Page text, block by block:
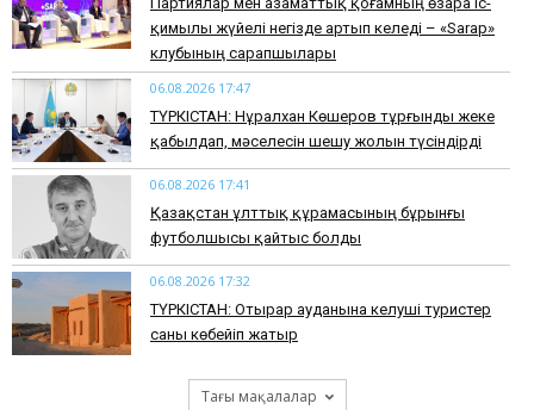
қимылы жүйелі негізде артып келеді – «Sarap»
клубының сарапшылары
06.08.2026 17:47
ТҮРКІСТАН: Нұралхан Көшеров тұрғынды жеке
қабылдап, мәселесін шешу жолын түсіндірді
06.08.2026 17:41
Қазақстан ұлттық құрамасының бұрынғы
футболшысы қайтыс болды
06.08.2026 17:32
ТҮРКІСТАН: Отырар ауданына келуші туристер
саны көбейіп жатыр
Тағы мақалалар